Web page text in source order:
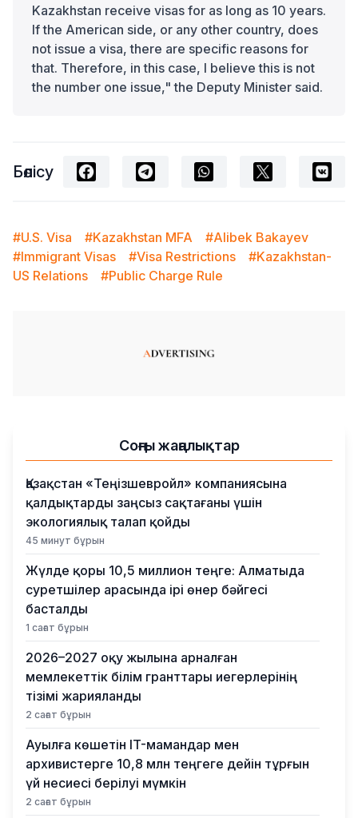
Kazakhstan receive visas for as long as 10 years.
If the American side, or any other country, does
not issue a visa, there are specific reasons for
that. Therefore, in this case, I believe this is not
the number one issue," the Deputy Minister said.
Бөлісу
#U.S. Visa #Kazakhstan MFA
#Alibek Bakayev
#Immigrant Visas
#Visa Restrictions
#Kazakhstan-
US Relations
#Public Charge Rule
Соңғы жаңалықтар
Қазақстан «Теңізшевройл» компаниясына
қалдықтарды заңсыз сақтағаны үшін
экологиялық талап қойды
45 минут бұрын
Жүлде қоры 10,5 миллион теңге: Алматыда
суретшілер арасында ірі өнер бәйгесі
басталды
1 сағат бұрын
2026–2027 оқу жылына арналған
мемлекеттік білім гранттары иегерлерінің
тізімі жарияланды
2 сағат бұрын
Ауылға көшетін IT-мамандар мен
архивистерге 10,8 млн теңгеге дейін тұрғын
үй несиесі берілуі мүмкін
2 сағат бұрын